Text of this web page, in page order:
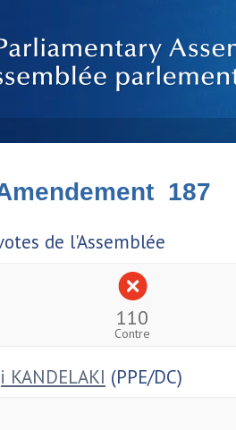
187
de l'Assemblée
110
Contre
KANDELAKI (PPE/DC)